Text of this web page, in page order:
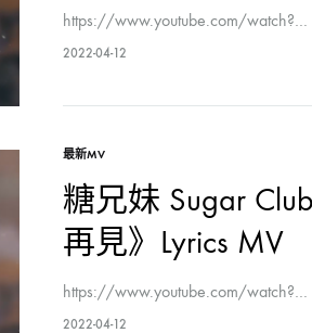
https://www.youtube.com/watch?…
2022-04-12
最新MV
糖兄妹 Sugar
再見》Lyrics MV
https://www.youtube.com/watch?…
2022-04-12